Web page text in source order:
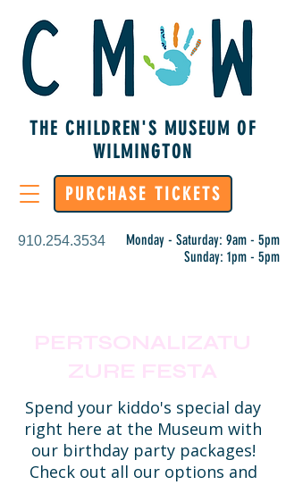
THE CHILDREN'S MUSEUM OF
WILMINGTON
910.254.3534
Monday - Saturday: 9am - 5pm
Sunday: 1pm - 5pm
PURCHASE TICKETS
PERTSONALIZATU
ZURE FESTA
Spend your kiddo's special day
right here at the Museum with
our birthday party packages!
Check out all our options and